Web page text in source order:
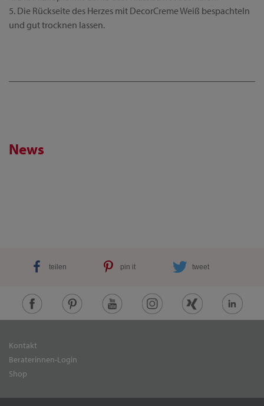
5. Die Rückseite des Herzes mit DecorCreme Weiß bespachteln
und gut trocknen lassen.
News
teilen pin it tweet
Kontakt
Beraterinnen-Login
Shop